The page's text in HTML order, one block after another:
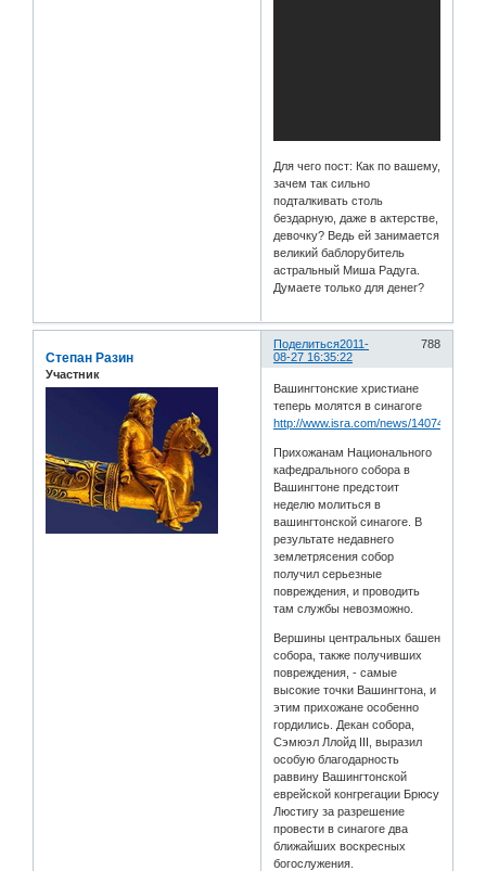
Для чего пост: Как по вашему,
зачем так сильно
подталкивать столь
бездарную, даже в актерстве,
девочку? Ведь ей занимается
великий баблорубитель
астральный Миша Радуга.
Думаете только для денег?
Поделиться 788
2011-
08-27 16:35:22
Степан Разин
Участник
Вашингтонские христиане
теперь молятся в синагоге
http://www.isra.com/news/140743
Прихожанам Национального
кафедрального собора в
Вашингтоне предстоит
неделю молиться в
вашингтонской синагоге. В
результате недавнего
землетрясения собор
получил серьезные
повреждения, и проводить
там службы невозможно.
Вершины центральных башен
собора, также получивших
повреждения, - самые
высокие точки Вашингтона, и
этим прихожане особенно
гордились. Декан собора,
Сэмюэл Ллойд III, выразил
особую благодарность
раввину Вашингтонской
еврейской конгрегации Брюсу
Люстигу за разрешение
провести в синагоге два
ближайших воскресных
богослужения.